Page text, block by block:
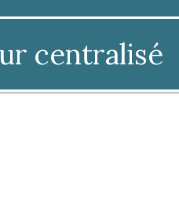
centralisé